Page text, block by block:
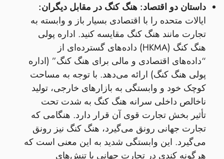
داستان دو اقتصاد: هنگ کنگ در مقابل دیگران:
ایالات متحده را با اقتصادی بسیار باز و وابسته به
تجارت مانند هنگ کنگ مقایسه کنید. اداره پولی
هنگ کنگ (HKMA) داده‌های گسترده‌ای از
“داده‌های اقتصادی و مالی برای هنگ کنگ” (اداره
پولی هنگ کنگ) ارائه می‌دهد. با توجه به مساحت
کوچک خود و وابستگی به بازارهای خارجی، تولید
ناخالص داخلی سرانه هنگ کنگ به شدت تحت
تأثیر بخش تجارت قوی آن قرار دارد. هنگامی که
تجارت جهانی رونق می‌گیرد، هنگ کنگ نیز رونق
می‌گیرد. این وابستگی شدید به این معنی است که
هرگونه کندی در تجارت جهانی یا تنش‌های